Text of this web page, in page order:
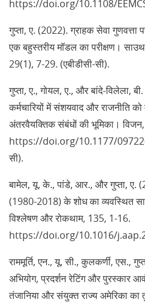
https://doi.org/10.1108/
गुप्ता, ए. (2022). ग्राहक सेवा गुणवत्ता
एक बहुस्तरीय मॉडल का परीक्षण।
29(1), 7-29. (एबीडीसी-सी).
गुप्ता, ए., गोयल, ए., और बांदे-विलेला,
कर्मचारियों में संशयवाद और
अंतरवैयक्तिक संबंधों की भूमिका।
https://doi.org/10.1177/
सी).
बामेल, यू. के., पांडे, आर., और गुप्ता, ए.
(1980-2018) के शोध का व्यवस्थित
विश्लेषण और रोकथाम, 135, 1-16.
https://doi.org/10.1016/
राममूर्ति, एन., यू, सी., कुलकर्णी, एस.,
अभियोग, प्रदर्शन रेटिंग और पुरस्कार
तंजानिया और संयुक्त राज्य अमेरिका